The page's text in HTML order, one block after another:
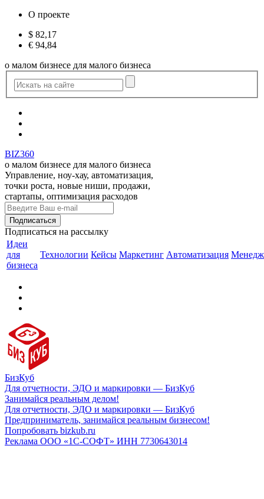
О проекте
$ 82,17
€ 94,84
о малом бизнесе для малого бизнеса
BIZ360
о малом бизнесе для малого бизнеса
Управление, ноу-хау, автоматизация,
точки роста, новые ниши, продажи,
стартапы, оптимизация расходов
Подписаться на рассылку
Идеи
для
бизнеса
Технологии Кейсы Маркетинг Автоматизация
БизКуб
Для отчетности, ЭДО и маркировки — БизКуб
Занимайся реальным делом!
Для отчетности, ЭДО и маркировки — БизКуб
Предприниматель, занимайся реальным бизнесом!
Попробовать bizkub.ru
Реклама ООО «1С-СОФТ» ИНН 7730643014